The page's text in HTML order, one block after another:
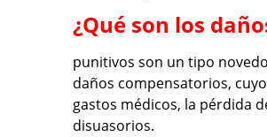
¿Qué son los
punitivos son un tipo
daños compensatorios,
gastos médicos, la pérdida
disuasorios.